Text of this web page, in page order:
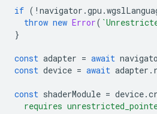
if ( ! navigator .gpu .
throw new Error(
}
const adapter = await
const device = await adapter .
const shaderModule = device.
requires